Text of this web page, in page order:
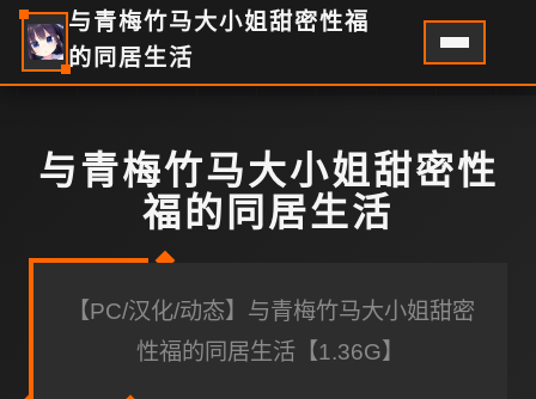
与青梅竹马大小姐甜密性福
的同居生活
与青梅竹马大小姐甜密性
福的同居生活
【PC/汉化/动态】与青梅竹马大小姐甜密
性福的同居生活【1.36G】